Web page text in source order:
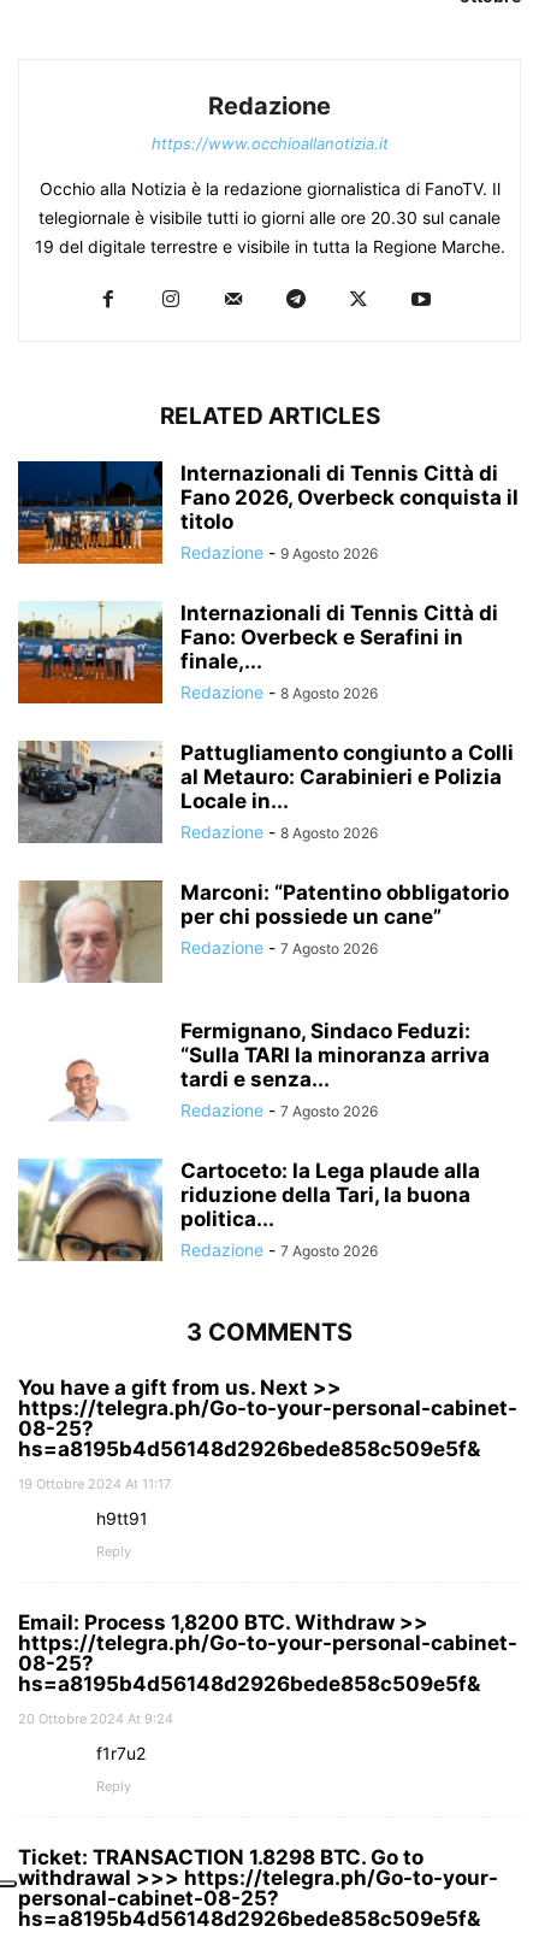
Redazione
https://www.occhioallanotizia.it
Occhio alla Notizia è la redazione giornalistica di FanoTV. Il
telegiornale è visibile tutti io giorni alle ore 20.30 sul canale
19 del digitale terrestre e visibile in tutta la Regione Marche.
RELATED ARTICLES
Internazionali di Tennis Città di
Fano 2026, Overbeck conquista il
titolo
Redazione - 9 Agosto 2026
Internazionali di Tennis Città di
Fano: Overbeck e Serafini in
finale,...
Redazione - 8 Agosto 2026
Pattugliamento congiunto a Colli
al Metauro: Carabinieri e Polizia
Locale in...
Redazione - 8 Agosto 2026
Marconi: “Patentino obbligatorio
per chi possiede un cane”
Redazione - 7 Agosto 2026
Fermignano, Sindaco Feduzi:
“Sulla TARI la minoranza arriva
tardi e senza...
Redazione - 7 Agosto 2026
Cartoceto: la Lega plaude alla
riduzione della Tari, la buona
politica...
Redazione - 7 Agosto 2026
3 COMMENTS
You have a gift from us. Next >>
https://telegra.ph/Go-to-your-personal-cabinet-
08-25?
hs=a8195b4d56148d2926bede858c509e5f&
19 Ottobre 2024 At 11:17
h9tt91
Reply
Email: Process 1,8200 BTC. Withdraw >>
https://telegra.ph/Go-to-your-personal-cabinet-
08-25?
hs=a8195b4d56148d2926bede858c509e5f&
20 Ottobre 2024 At 9:24
f1r7u2
Reply
Ticket: TRANSACTION 1.8298 BTC. Go to
withdrawal >>> https://telegra.ph/Go-to-your-
personal-cabinet-08-25?
hs=a8195b4d56148d2926bede858c509e5f&